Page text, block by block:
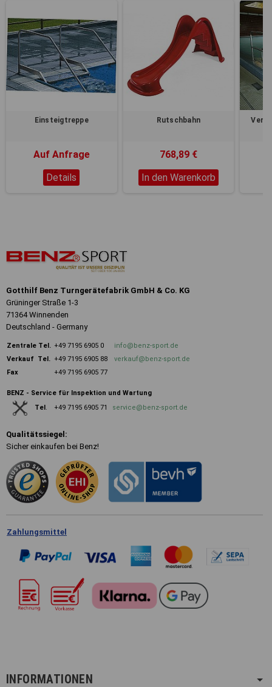
Einsteigtreppe
Auf Anfrage
Details
Rutschbahn
768,89 €
In den Warenkorb
Gotthilf Benz Turngerätefabrik GmbH & Co. KG
Grüninger Straße 1-3
71364 Winnenden
Deutschland - Germany
Zentrale Tel. +49 7195 6905 0
info@benz-sport.de
Verkauf Tel. +49 7195 6905 88
verkauf@benz-sport.de
Fax
+49 7195 6905 77
BENZ - Service für Inspektion und Wartung
Tel . +49 7195 6905 71 service@benz-sport.de
Qualitätssiegel:
Sicher einkaufen bei Benz!
Zahlungsmittel
INFORMATIONEN